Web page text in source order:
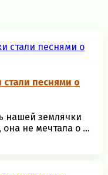
песнями о
нашей землячки
не мечтала о ...